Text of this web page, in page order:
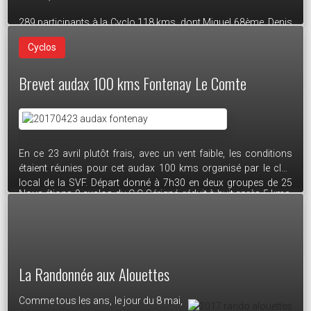
289 participants à la Cyclo 118 kms, dont Miguel 68ème, Denis
159ème, David 219ème, François 252ème;
Paul.
Cyclos
Brevet audax 100 kms Fontenay Le Comte
En ce 23 avril plutôt frais, avec un vent faible, les conditions
étaient réunies pour cet audax 100 kms organisé par le club
local de la SVF. Départ donné à 7h30 en deux groupes de 25
unités environ, avec un chef de groupe qui régulait l'allure à 23
Nous étions 9 cyclos du C C Sérigné, réduit à huit après 5 kms,
Crédit texte et photo : Jean-Pierre
Le 25/05/2017
La Randonnée aux Alouettes
Comme tous les ans, le jour du 8 mai,